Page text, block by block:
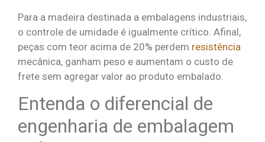
Para a madeira destinada a embalagens industriais,
o controle de umidade é igualmente crítico. Afinal,
peças com teor acima de 20% perdem resistência
mecânica, ganham peso e aumentam o custo de
frete sem agregar valor ao produto embalado.
Entenda o diferencial de
engenharia de embalagem